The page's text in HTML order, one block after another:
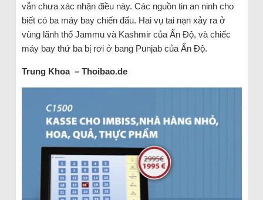
vẫn chưa xác nhận điều này. Các nguồn tin an ninh cho
biết có ba máy bay chiến đấu. Hai vụ tai nạn xảy ra ở
vùng lãnh thổ Jammu và Kashmir của Ấn Độ, và chiếc
máy bay thứ ba bị rơi ở bang Punjab của Ấn Độ.
Trung Khoa – Thoibao.de